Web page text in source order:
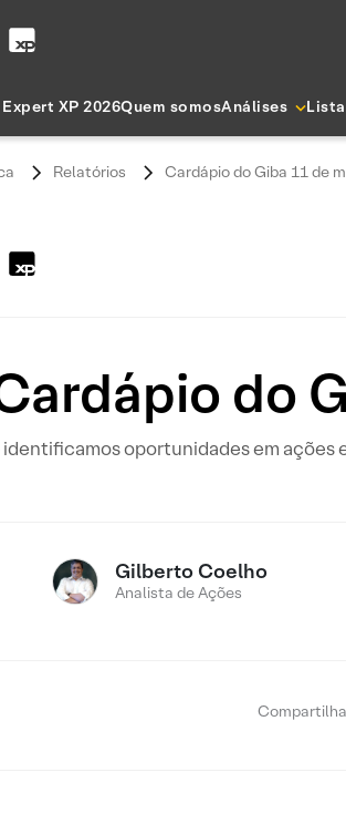
Expert XP 2026Quem somosAnálises
Relatórios Cardápio do Giba 11 de
do
oportunidades em ações
Gilberto Coelho
Analista de Ações